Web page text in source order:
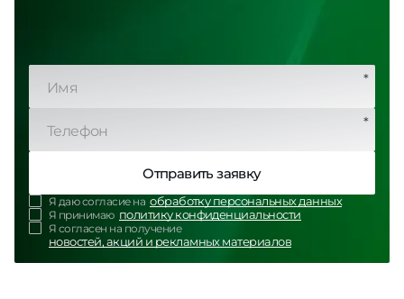
*
*
Отправить заявку
Я даю согласие наобработку персональных данных
Я принимаю политику конфиденциальности
Я согласен на получение
новостей, акций и рекламных материалов